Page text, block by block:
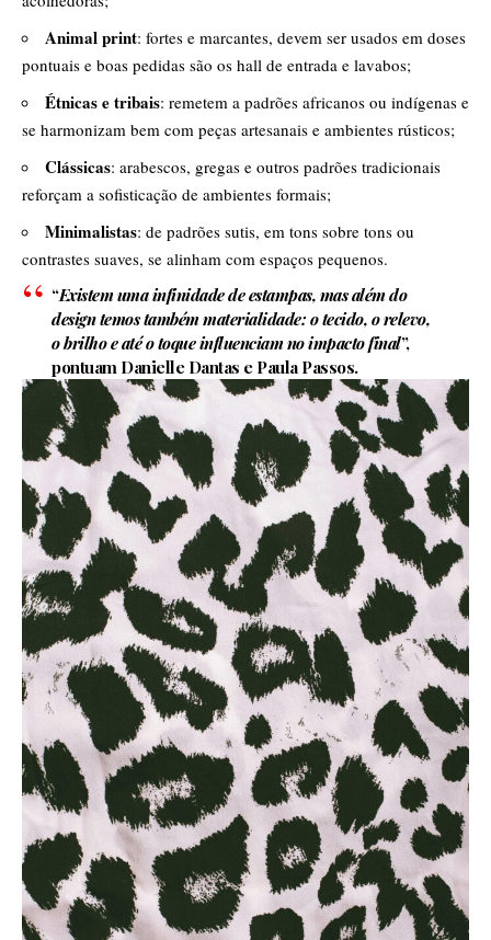
Animal print: fortes e marcantes, devem ser usados em doses
pontuais e boas pedidas são os hall de entrada e lavabos;
Étnicas e tribais: remetem a padrões africanos ou indígenas e
se harmonizam bem com peças artesanais e ambientes rústicos;
Clássicas: arabescos, gregas e outros padrões tradicionais
reforçam a sofisticação de ambientes formais;
Minimalistas: de padrões sutis, em tons sobre tons ou
contrastes suaves, se alinham com espaços pequenos.
“Existem uma infinidade de estampas, mas além do
design temos também materialidade: o tecido, o relevo,
o brilho e até o toque influenciam no impacto final”,
pontuam Danielle Dantas e Paula Passos.